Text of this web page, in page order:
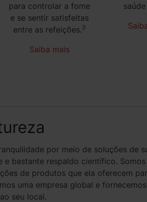
para controlar a fome
e se sentir satisfeitas
entre as refeições.3
Saiba mais
por meio de soluções de
bastante respaldo científico.
de produtos que ela oferecem
uma empresa global e
seu local.